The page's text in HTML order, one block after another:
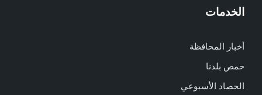
الخدمات
أخبار المحافظة
حمص بلدنا
الحصاد الأسبوعي